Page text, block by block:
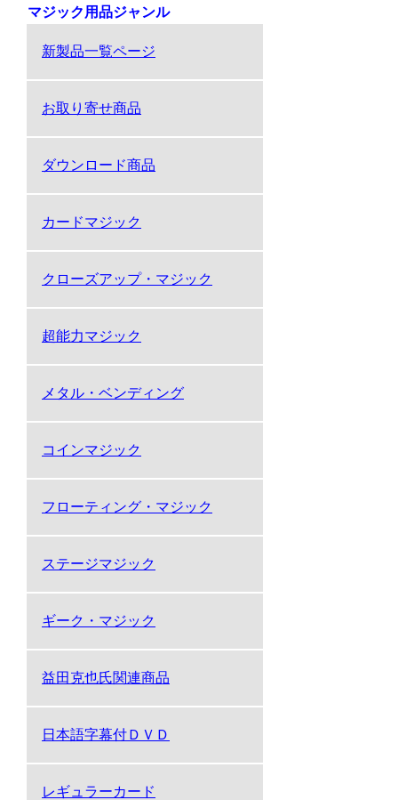
マジック用品ジャンル
新製品一覧ページ
お取り寄せ商品
ダウンロード商品
カードマジック
クローズアップ・マジック
超能力マジック
メタル・ベンディング
コインマジック
フローティング・マジック
ステージマジック
ギーク・マジック
益田克也氏関連商品
日本語字幕付ＤＶＤ
レギュラーカード